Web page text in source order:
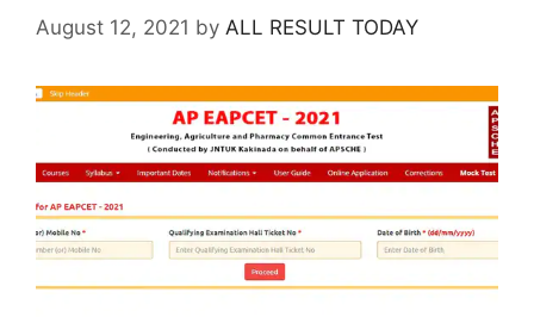
August 12, 2021 by ALL RESULT TODAY